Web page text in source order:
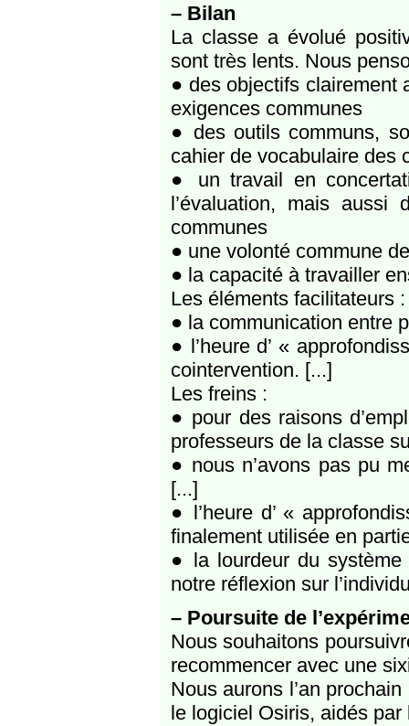
– Bilan
La classe a évolué
sont très lents. Nous
● des objectifs clairement
exigences communes
● des outils communs,
cahier de vocabulaire des
● un travail en
l’évaluation, mais
communes
● une volonté commune
● la capacité à travailler
Les éléments facilitateurs :
● la communication entre
● l’heure d’ «
cointervention. [...]
Les freins :
● pour des raisons
professeurs de la classe
● nous n’avons pas pu
[...]
● l’heure d’ «
finalement utilisée en
● la lourdeur du système
notre réflexion sur
– Poursuite de
Nous souhaitons
recommencer avec une
Nous aurons l’an
le logiciel Osiris, aidés